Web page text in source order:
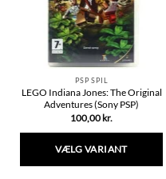
PSP SPIL
LEGO Indiana Jones: The Original
Adventures (Sony PSP)
100,00 kr.
VÆLG VARIANT